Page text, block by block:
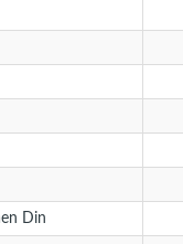
Din